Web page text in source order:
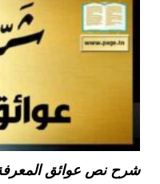
شرح نص عوائق المعرفة